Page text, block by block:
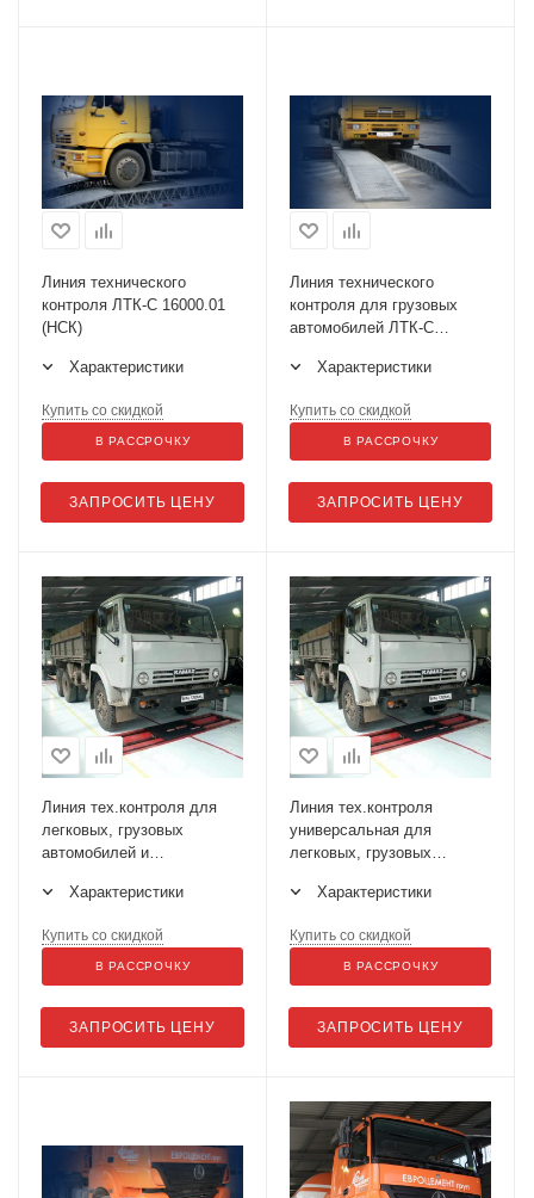
Линия технического
контроля ЛТК-С 16000.01
(НСК)
Характеристики
ЗАПРОСИТЬ ЦЕНУ
Купить со скидкой
В РАССРОЧКУ
Линия технического
контроля для грузовых
автомобилей ЛТК-С
Характеристики
ЗАПРОСИТЬ ЦЕНУ
Купить со скидкой
В РАССРОЧКУ
Линия тех.контроля для
легковых, грузовых
автомобилей и
ось ЛТК-С 13000.01
Характеристики
ЗАПРОСИТЬ ЦЕНУ
Купить со скидкой
В РАССРОЧКУ
Линия тех.контроля
универсальная для
легковых, грузовых
микроавтобусов до 16 т на
Характеристики
ЗАПРОСИТЬ ЦЕНУ
Купить со скидкой
В РАССРОЧКУ